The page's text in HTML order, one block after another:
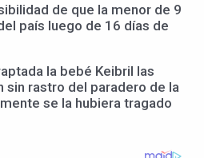
de que la menor de 9
país luego de 16 días de
la bebé Keibril las
sin rastro del paradero de la
se la hubiera tragado